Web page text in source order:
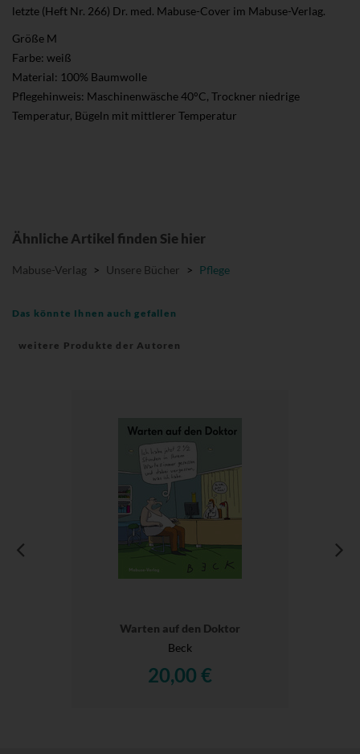
letzte (Heft Nr. 266) Dr. med. Mabuse-Cover im Mabuse-Verlag.
Größe M
Farbe: weiß
Material: 100% Baumwolle
Pflegehinweis: Maschinenwäsche 40°C, Trockner niedrige
Temperatur, Bügeln mit mittlerer Temperatur
Ähnliche Artikel finden Sie hier
Mabuse-Verlag > Unsere Bücher > Pflege
Das könnte Ihnen auch gefallen
weitere Produkte der Autoren
Warten auf den Doktor
Beck
20,00 €